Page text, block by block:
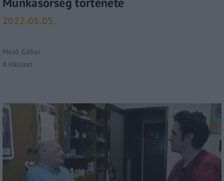
2022.05.05.
Mező Gábor
A Hálózat